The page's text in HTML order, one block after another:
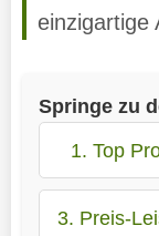
einzigartige
Springe zu
1. Top
3. Preis-